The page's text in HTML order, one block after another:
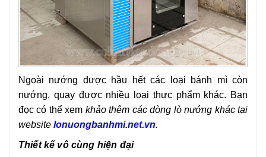
Ngoài nướng được hầu hết các loại bánh mì còn
nướng, quay được nhiều loại thực phẩm khác. Bạn
đọc có thể xem khảo thêm các dòng lò nướng khác tại
website lonuongbanhmi.net.vn.
Thiết kế vô cùng hiện đại